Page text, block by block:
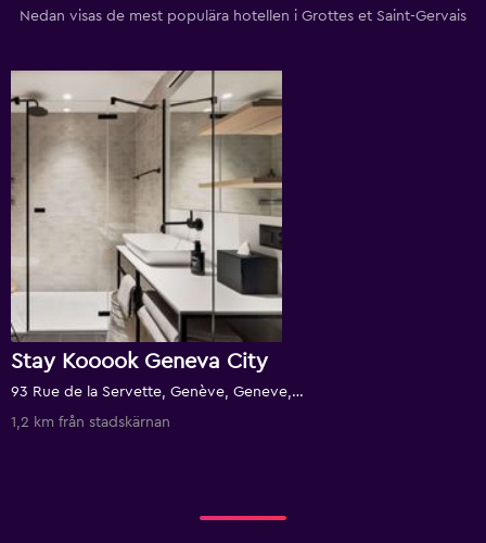
Nedan visas de mest populära hotellen i Grottes et Saint-Gervais
Stay Kooook Geneva City
93 Rue de la Servette, Genève, Geneve, Schweiz
1,2 km från stadskärnan